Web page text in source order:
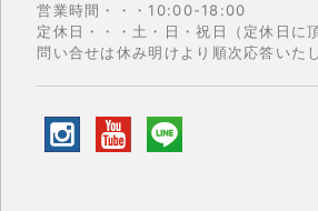
営業時間・・・10:00-18:00
定休日・・・土・日・祝日（定休日に
問い合せは休み明けより順次応答いた